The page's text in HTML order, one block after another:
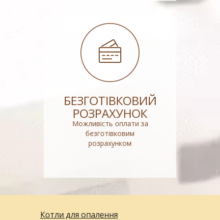
БЕЗГОТІВКОВИЙ
РОЗРАХУНОК
Можливість оплати за
безготівковим
розрахунком
Котли для опалення